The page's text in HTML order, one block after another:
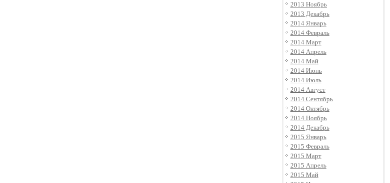
2013 Ноябрь
2013 Декабрь
2014 Январь
2014 Февраль
2014 Март
2014 Апрель
2014 Май
2014 Июнь
2014 Июль
2014 Август
2014 Сентябрь
2014 Октябрь
2014 Ноябрь
2014 Декабрь
2015 Январь
2015 Февраль
2015 Март
2015 Апрель
2015 Май